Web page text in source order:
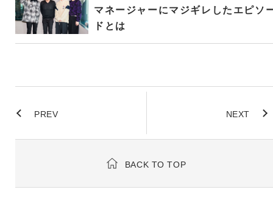
マネージャーにマジギレしたエピソ
ドとは
PREV NEXT
BACK TO TOP